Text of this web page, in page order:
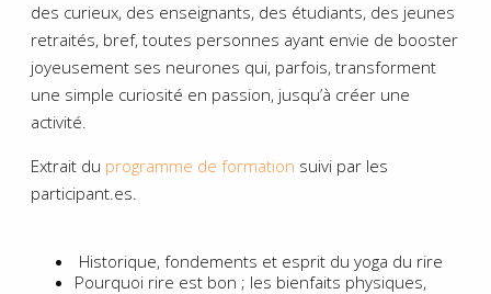
des curieux, des enseignants, des étudiants, des jeunes
retraités, bref, toutes personnes ayant envie de booster
joyeusement ses neurones qui, parfois, transforment
une simple curiosité en passion, jusqu’à créer une
activité.
Extrait du programme de formation suivi par les
participant.es.
Historique, fondements et esprit du yoga du rire
Pourquoi rire est bon ; les bienfaits physiques,